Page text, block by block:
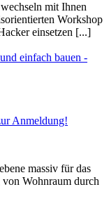
mit Ihnen
Workshop
einsetzen [...]
einfach bauen -
Anmeldung!
massiv für das
Wohnraum durch